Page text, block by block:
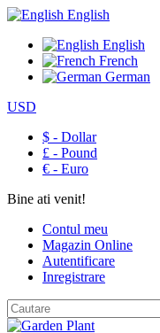
English
English
French
German
USD
$ - Dollar
£ - Pound
€ - Euro
Bine ati venit!
Contul meu
Magazin Online
Autentificare
Inregistrare